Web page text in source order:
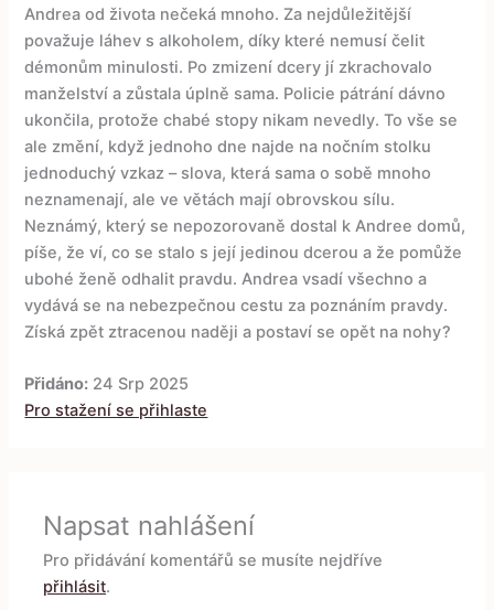
Andrea od života nečeká mnoho. Za nejdůležitější
považuje láhev s alkoholem, díky které nemusí čelit
démonům minulosti. Po zmizení dcery jí zkrachovalo
manželství a zůstala úplně sama. Policie pátrání dávno
ukončila, protože chabé stopy nikam nevedly. To vše se
ale změní, když jednoho dne najde na nočním stolku
jednoduchý vzkaz – slova, která sama o sobě mnoho
neznamenají, ale ve větách mají obrovskou sílu.
Neznámý, který se nepozorovaně dostal k Andree domů,
píše, že ví, co se stalo s její jedinou dcerou a že pomůže
ubohé ženě odhalit pravdu. Andrea vsadí všechno a
vydává se na nebezpečnou cestu za poznáním pravdy.
Získá zpět ztracenou naději a postaví se opět na nohy ?
Přidáno: 24 Srp 2025
Pro stažení se přihlaste
Napsat nahlášení
Pro přidávání komentářů se musíte nejdříve
přihlásit.